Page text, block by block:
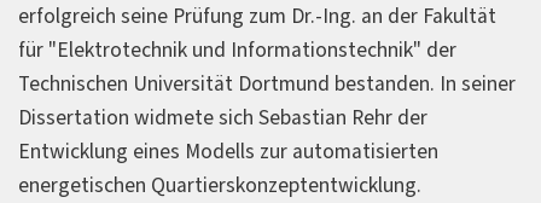
erfolgreich seine Prüfung zum Dr.-Ing. an der Fakultät
für "Elektrotechnik und Informationstechnik" der
Technischen Universität Dortmund bestanden. In seiner
Dissertation widmete sich Sebastian Rehr der
Entwicklung eines Modells zur automatisierten
energetischen Quartierskonzeptentwicklung.